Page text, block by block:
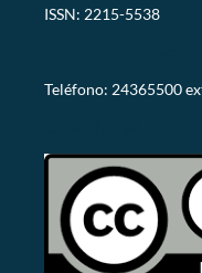
ISSN: 2215-5538
Teléfono: 24365500